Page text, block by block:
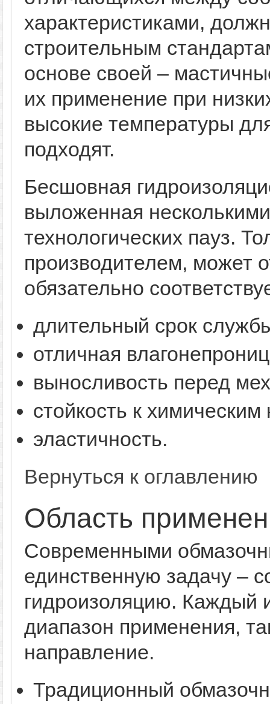
характеристиками,
строительным
основе своей –
их применение при
высокие температуры
подходят.
Бесшовная
выложенная
технологических пауз.
производителем, может
обязательно
длительный срок
отличная
выносливость перед
стойкость к
эластичность.
Вернуться к оглавлению
Область
Современными
единственную задачу –
гидроизоляцию. Каждый
диапазон применения,
направление.
Традиционный